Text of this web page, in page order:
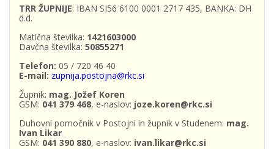
TRR ŽUPNIJE: IBAN SI56 6100 0001 2717 435, BANKA: DH
d.d.
Matična številka: 1421603000
Davčna številka: 50855271
Telefon: 05 / 720 46 40
E-mail: zupnija.postojna@rkc.si
Župnik: mag. Jožef Koren
GSM: 041 379 468, e-naslov: joze.koren@rkc.si
Duhovni pomočnik v Postojni in župnik v Studenem: mag.
Ivan Likar
GSM: 041 390 880, e-naslov: ivan.likar@rkc.si